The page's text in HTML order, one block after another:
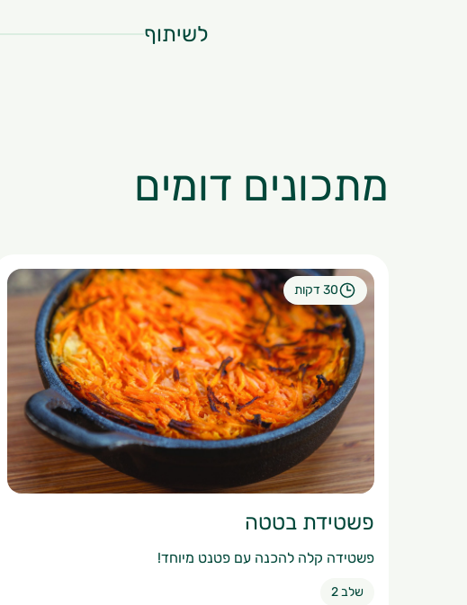
לשיתוף
מתכונים דומים
30 דקות
פשטידת בטטה
פשטידה קלה להכנה עם פטנט מיוחד!
שלב 2